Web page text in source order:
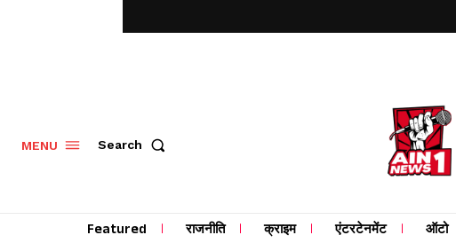
MENU Search
Featured राजनीति क्राइम एंटरटेनमेंट ऑटो